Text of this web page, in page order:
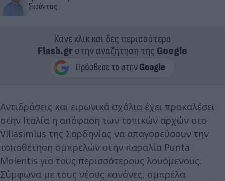
Σκούντας
Κάνε κλικ και δες περισσότερο
Flash.grστην αναζήτηση της Google
Αντιδράσεις και ειρωνικά σχόλια έχει προκαλέσει
στην Ιταλία η απόφαση των τοπικών αρχών στο
Villasimìus της Σαρδηνίας να απαγορεύσουν την
τοποθέτηση ομπρελών στην παραλία Punta
Molentis για τους περισσότερους λουόμενους.
Σύμφωνα με τους νέους κανόνες, ομπρέλα